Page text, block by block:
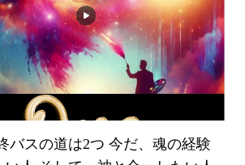
バスの道は2つ 今だ、魂の経験